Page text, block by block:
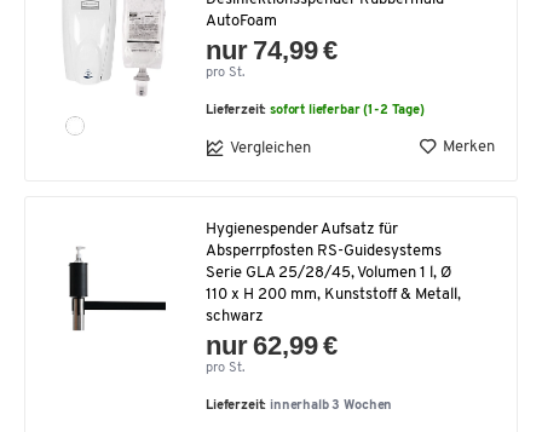
AutoFoam
nur 74,99 €
pro St.
Lieferzeit:sofort lieferbar (1-2 Tage)
Vergleichen Merken
Hygienespender Aufsatz für
Absperrpfosten RS-Guidesystems
Serie GLA 25/28/45, Volumen 1 l, Ø
110 x H 200 mm, Kunststoff & Metall,
schwarz
nur 62,99 €
pro St.
Lieferzeit: innerhalb 3 Wochen